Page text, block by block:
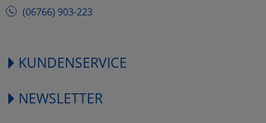
(06766) 903-223
KUNDENSERVICE
NEWSLETTER